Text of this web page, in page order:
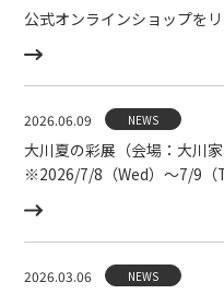
公式オンラインショップを
2026.06.09 NEWS
大川夏の彩展（会場：大川
※2026/7/8（Wed）〜7/9（
2026.03.06 NEWS